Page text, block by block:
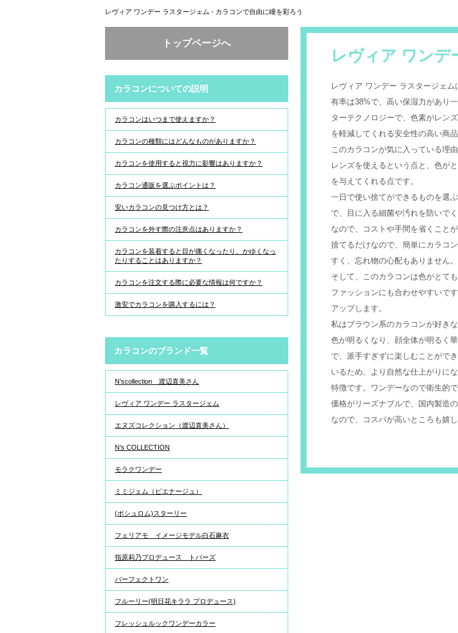
レヴィア ワンデー ラスタージェム - カラコンで自由に瞳を彩ろう
レヴィア ワンデ
レヴィア ワンデー ラスタージェ
有率は38%で、高い保湿力があり
ターテクノロジーで、色素がレン
を軽減してくれる安全性の高い商品
このカラコンが気に入っている理
レンズを使えるという点と、色が
を与えてくれる点です。
一日で使い捨てができるものを選
で、目に入る細菌や汚れを防いで
なので、コストや手間を省くこと
捨てるだけなので、簡単にカラコ
すく、忘れ物の心配もありません。
そして、このカラコンは色がとて
ファッションにも合わせやすいで
アップします。
私はブラウン系のカラコンが好き
色が明るくなり、顔全体が明るく
で、派手すぎずに楽しむことがで
いるため、より自然な仕上がりに
特徴です。ワンデーなので衛生的
価格がリーズナブルで、国内製造
なので、コスパが高いところも嬉し
トップページへ
カラコンについての説明
カラコンはいつまで使えますか？
カラコンの種類にはどんなものがありますか？
カラコンを使用すると視力に影響はありますか？
カラコン通販を選ぶポイントは？
安いカラコンの見つけ方とは？
カラコンを外す際の注意点はありますか？
カラコンを装着すると目が痛くなったり、かゆくなっ
たりすることはありますか？
カラコンを注文する際に必要な情報は何ですか？
激安でカラコンを購入するには？
カラコンのブランド一覧
N’scollection 渡辺直美さん
レヴィア ワンデー ラスタージェム
エヌズコレクション（渡辺直美さん）
N’s COLLECTION
モラクワンデー
ミミジェム（ピエナージュ）
(ボシュロム)スターリー
フェリアモ イメージモデル白石麻衣
指原莉乃プロデュース トパーズ
パーフェクトワン
フルーリー(明日花キララ プロデュース)
フレッシュルックワンデーカラー